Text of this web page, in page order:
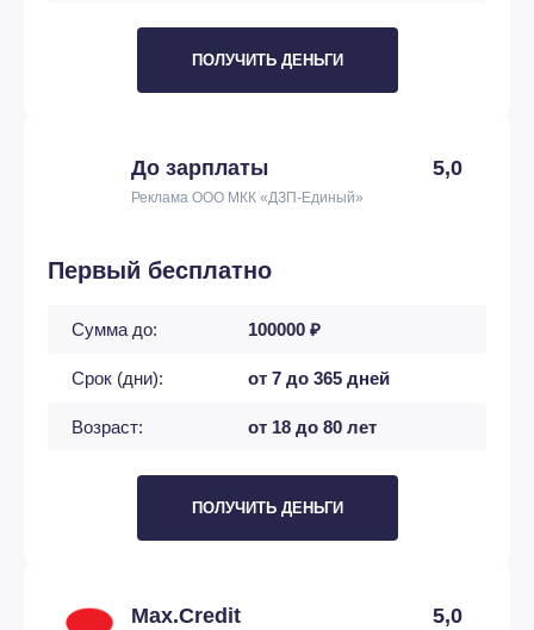
ПОЛУЧИТЬ ДЕНЬГИ
До зарплаты 5,0
Реклама ООО МКК «ДЗП-Единый»
Первый бесплатно
Сумма до: 100000 ₽
Срок (дни): от 7 до 365 дней
Возраст: от 18 до 80 лет
ПОЛУЧИТЬ ДЕНЬГИ
Max.Credit 5,0